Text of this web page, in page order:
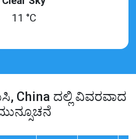
11 °C
China ದಲ್ಲಿ ವಿವರವಾದ